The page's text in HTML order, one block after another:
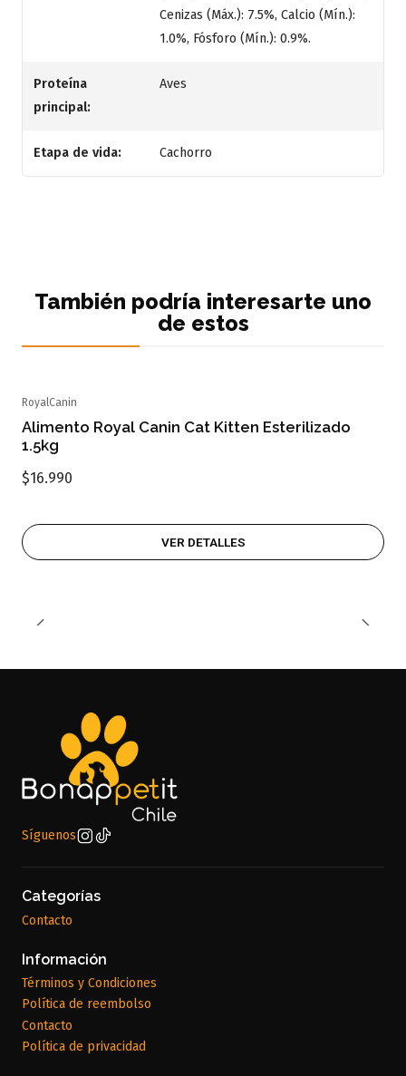
Cenizas (Máx.): 7.5%, Calcio (Mín.):
1.0%, Fósforo (Mín.): 0.9%.
Proteína
principal:
Aves
Etapa de vida: Cachorro
También podría interesarte uno
de estos
RoyalCanin
Alimento Royal Canin Cat Kitten Esterilizado
1.5kg
$16.990
VER DETALLES
Síguenos
Categorías
Contacto
Información
Términos y Condiciones
Política de reembolso
Contacto
Política de privacidad